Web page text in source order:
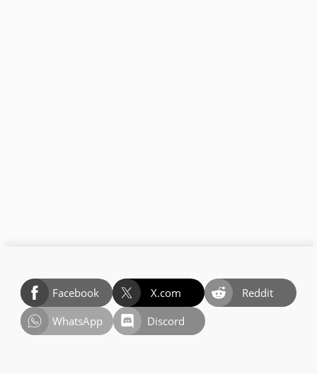
Facebook X.com
Reddit
WhatsApp
Discord